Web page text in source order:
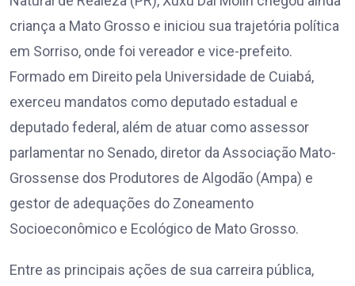
criança a Mato Grosso e iniciou sua trajetória política
em Sorriso, onde foi vereador e vice-prefeito.
Formado em Direito pela Universidade de Cuiabá,
exerceu mandatos como deputado estadual e
deputado federal, além de atuar como assessor
parlamentar no Senado, diretor da Associação Mato-
Grossense dos Produtores de Algodão (Ampa) e
gestor de adequações do Zoneamento
Socioeconômico e Ecológico de Mato Grosso.
Entre as principais ações de sua carreira pública,